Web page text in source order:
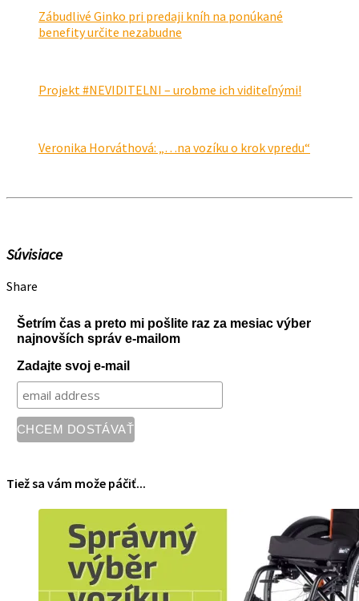
Zábudlivé Ginko pri predaji kníh na ponúkané
benefity určite nezabudne
Projekt #NEVIDITELNI – urobme ich viditeľnými!
Veronika Horváthová: „…na vozíku o krok vpredu“
Súvisiace
Share
Šetrím čas a preto mi pošlite raz za mesiac výber
najnovších správ e-mailom
Zadajte svoj e-mail
Tiež sa vám može páčiť...